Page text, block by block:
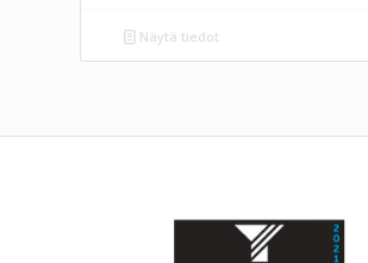
Näytä tiedot